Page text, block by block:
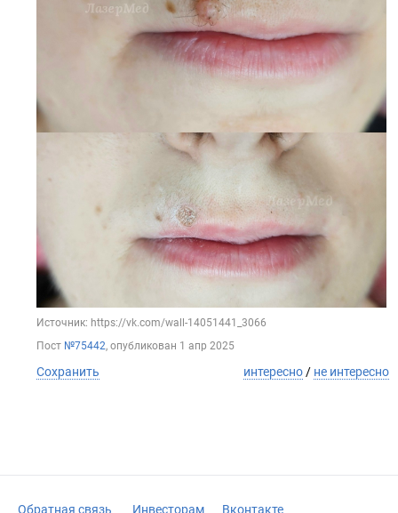
Источник: https://vk.com/wall-14051441_3066
Пост №75442, опубликован 1 апр 2025
Сохранить интересно / не интересно
Обратная связь Инвесторам Вконтакте